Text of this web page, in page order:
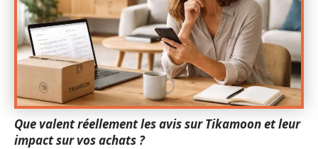
Que valent réellement les avis sur Tikamoon et leur
impact sur vos achats ?